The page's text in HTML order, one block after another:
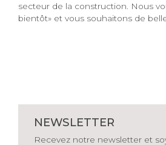
secteur de la construction. Nous
bientôt» et vous souhaitons de
NEWSLETTER
Recevez notre newsletter et